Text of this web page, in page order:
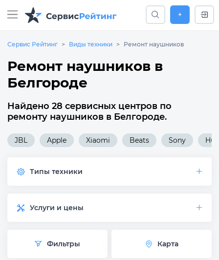
+
Сервис Рейтинг Виды техники Ремонт наушников
Ремонт наушников в
Белгороде
Найдено 28 сервисных центров по
ремонту наушников в Белгороде.
JBL Apple Xiaomi Beats Sony
Типы техники
Услуги и цены
Фильтры Карта